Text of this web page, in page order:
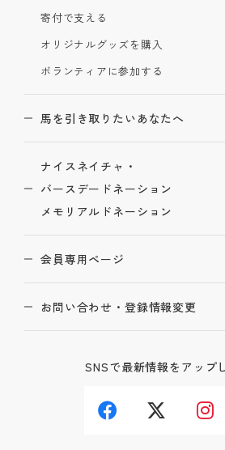
寄付で支える
オリジナルグッズを購入
ボランティアに参加する
馬を引き取りたいあなたへ
ナイスネイチャ・
バースデードネーション
メモリアルドネーション
会員専用ページ
お問い合わせ・登録情報変更
SNSで最新情報をアップ